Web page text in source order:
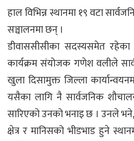
हाल विभिन्न स्थानमा १९ वटा
सञ्चालनमा छन् ।
डीवाससीसीका सदस्यसमेत
कार्यक्रम संयोजक गणेश वलीले
खुला दिसामुक्त जिल्ला
यसैका लागि नै सार्वजनिक
सारिएको उनको भनाइ छ । उनले
क्षेत्र र मानिसको भीडभाड हुने